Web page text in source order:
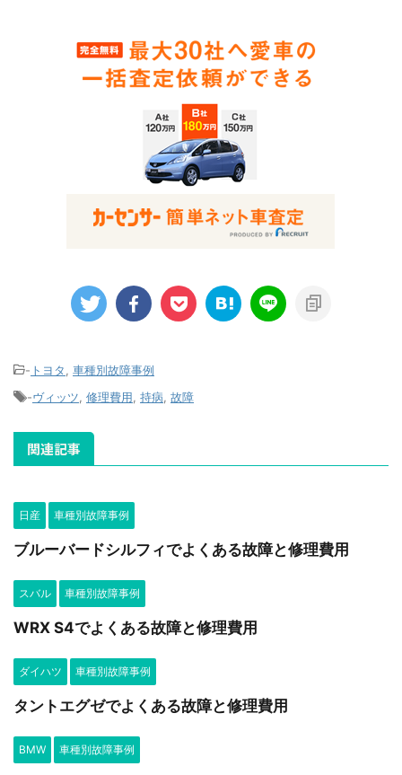
- トヨタ
車種別故障事例
-ヴィッツ 修理費用 持病 故障
関連記事
日産 車種別故障事例
ブルーバードシルフィでよくある故障と修理費用
スバル 車種別故障事例
WRX S4でよくある故障と修理費用
ダイハツ 車種別故障事例
タントエグゼでよくある故障と修理費用
BMW 車種別故障事例